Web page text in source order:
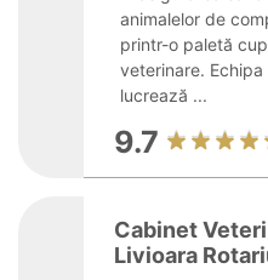
animalelor de
printr-o paletă
veterinare.
lucrează ...
9.7
Cabinet
Livioara